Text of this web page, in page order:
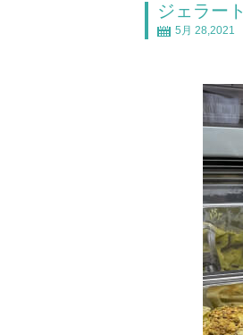
ジェラート
5月 28,2021